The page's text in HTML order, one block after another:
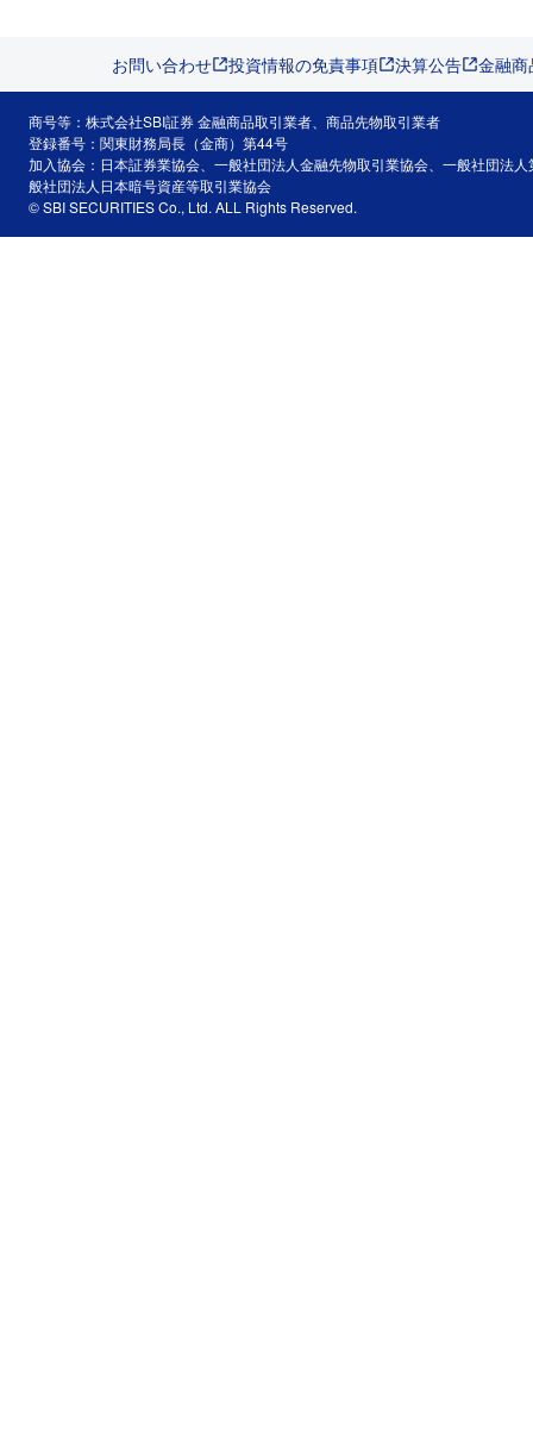
お問い合わせ 投資情報の免責事項 決算公告 金融
商号等：株式会社SBI証券 金融商品取引業者、商品先物取引業者
登録番号：関東財務局長（金商）第44号
加入協会：日本証券業協会、一般社団法人金融先物取引業協会、一般社団法
般社団法人日本暗号資産等取引業協会
© SBI SECURITIES Co., Ltd. ALL Rights Reserved.